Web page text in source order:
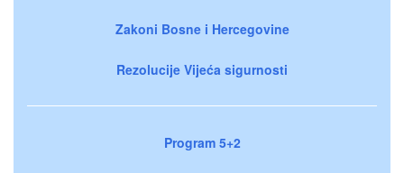
Zakoni Bosne i Hercegovine
Rezolucije Vijeća sigurnosti
Program 5+2